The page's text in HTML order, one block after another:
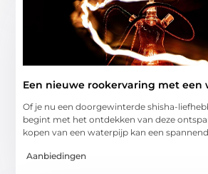
Een nieuwe rookervaring met een
Of je nu een doorgewinterde shisha-
begint met het ontdekken van deze
kopen van een waterpijp kan een
Aanbiedingen